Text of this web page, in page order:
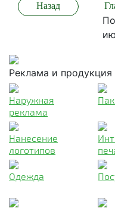
Назад
Реклама и продукция
Наружная
реклама
Нанесение
логотипов
Одежда